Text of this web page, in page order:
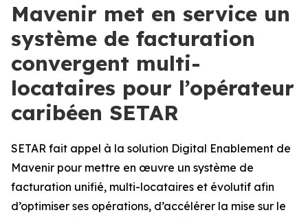
Mavenir met en service un
système de facturation
convergent multi-
locataires pour l’opérateur
caribéen SETAR
SETAR fait appel à la solution Digital Enablement de
Mavenir pour mettre en œuvre un système de
facturation unifié, multi-locataires et évolutif afin
d’optimiser ses opérations, d’accélérer la mise sur le